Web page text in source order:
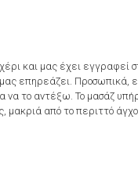
και μας έχει εγγραφεί
μας επηρεάζει.
να το αντέξω. Το μασάζ
από το περιττό